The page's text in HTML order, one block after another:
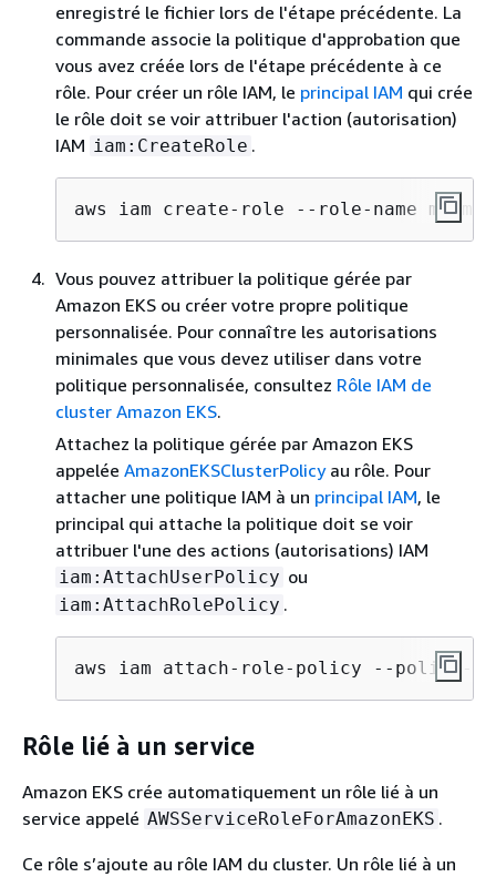
enregistré le fichier lors de l'étape précédente. La
commande associe la politique d'approbation que
vous avez créée lors de l'étape précédente à ce
rôle. Pour créer un rôle IAM, le principal IAM qui crée
le rôle doit se voir attribuer l'action (autorisation)
IAM iam:CreateRole .
aws iam create-role --role-name
Vous pouvez attribuer la politique gérée par
Amazon EKS ou créer votre propre politique
personnalisée. Pour connaître les autorisations
minimales que vous devez utiliser dans votre
politique personnalisée, consultez Rôle IAM de
cluster Amazon EKS.
Attachez la politique gérée par Amazon EKS
appelée AmazonEKSClusterPolicyau rôle. Pour
attacher une politique IAM à un principal IAM, le
principal qui attache la politique doit se voir
attribuer l'une des actions (autorisations) IAM
iam:AttachUserPolicy ou
iam:AttachRolePolicy .
aws iam attach-role-policy --policy-arn
Rôle lié à un service
Amazon EKS crée automatiquement un rôle lié à un
service appelé AWSServiceRoleForAmazonEKS .
Ce rôle s’ajoute au rôle IAM du cluster. Un rôle lié à un